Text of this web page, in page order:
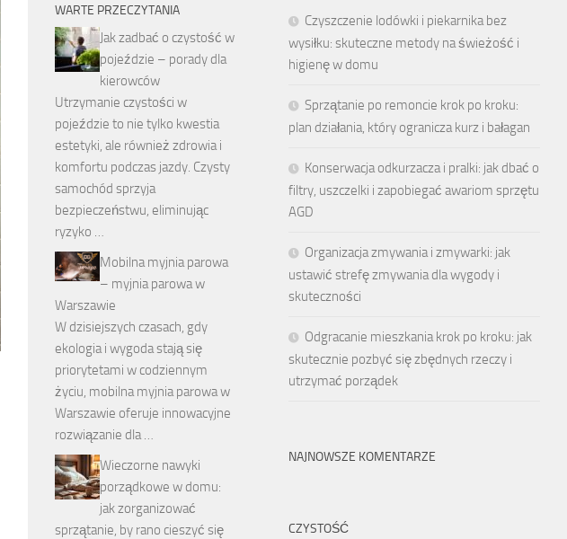
Czyszczenie lodówki i piekarnika bez
wysiłku: skuteczne metody na świeżość i
higienę w domu
Sprzątanie po remoncie krok po kroku:
plan działania, który ogranicza kurz i bałagan
Konserwacja odkurzacza i pralki: jak dbać o
filtry, uszczelki i zapobiegać awariom sprzętu
AGD
Organizacja zmywania i zmywarki: jak
ustawić strefę zmywania dla wygody i
skuteczności
Odgracanie mieszkania krok po kroku: jak
skutecznie pozbyć się zbędnych rzeczy i
utrzymać porządek
NAJNOWSZE KOMENTARZE
CZYSTOŚĆ
WARTE PRZECZYTANIA
Jak zadbać o czystość w
pojeździe – porady dla
kierowców
Utrzymanie czystości w
pojeździe to nie tylko kwestia
estetyki, ale również zdrowia i
komfortu podczas jazdy. Czysty
samochód sprzyja
bezpieczeństwu, eliminując
ryzyko …
Mobilna myjnia parowa
– myjnia parowa w
Warszawie
W dzisiejszych czasach, gdy
ekologia i wygoda stają się
priorytetami w codziennym
życiu, mobilna myjnia parowa w
Warszawie oferuje innowacyjne
rozwiązanie dla …
Wieczorne nawyki
porządkowe w domu:
jak zorganizować
sprzątanie, by rano cieszyć się